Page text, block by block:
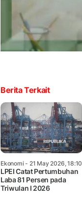
Berita Terkait
Ekonomi- 21 May 2026, 18:10
LPEI Catat Pertumbuhan
Laba 81 Persen pada
Triwulan I 2026